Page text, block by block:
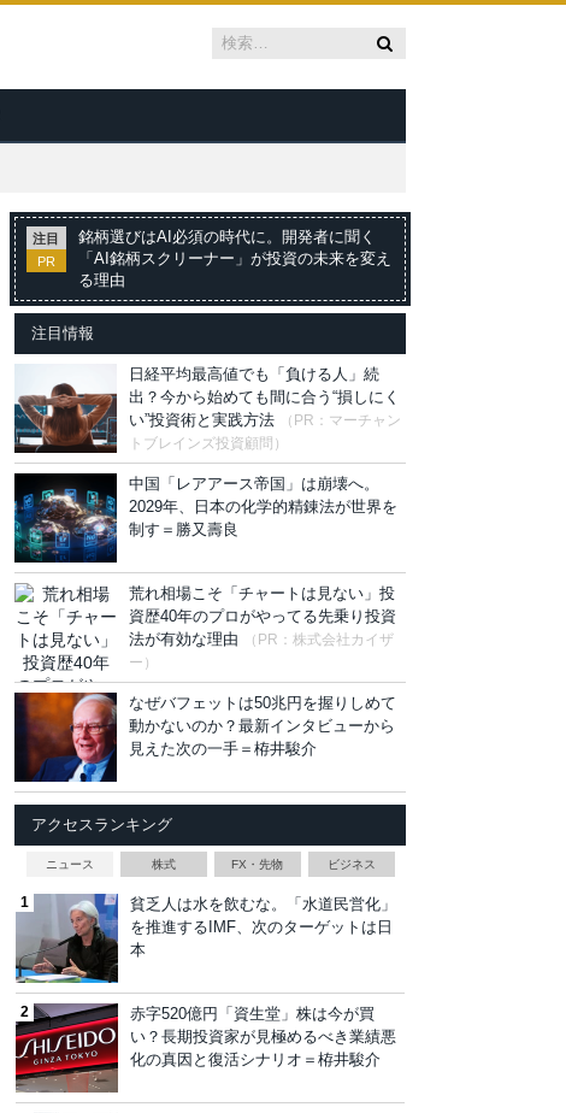
注目
PR
銘柄選びはAI必須の時代に。開発者に聞く
「AI銘柄スクリーナー」が投資の未来を変え
る理由
注目情報
日経平均最高値でも「負ける人」続
出？今から始めても間に合う“損しにく
い”投資術と実践方法
（PR：マーチャン
トブレインズ投資顧問）
中国「レアアース帝国」は崩壊へ。
2029年、日本の化学的精錬法が世界を
制す＝勝又壽良
荒れ相場こそ「チャートは見ない」投
資歴40年のプロがやってる先乗り投資
法が有効な理由
（PR：株式会社カイザ
ー）
なぜバフェットは50兆円を握りしめて
動かないのか？最新インタビューから
見えた次の一手＝栫井駿介
アクセスランキング
ニュース 株式 FX・先物 ビジネス
貧乏人は水を飲むな。「水道民営化」
を推進するIMF、次のターゲットは日
本
赤字520億円「資生堂」株は今が買
い？長期投資家が見極めるべき業績悪
化の真因と復活シナリオ＝栫井駿介